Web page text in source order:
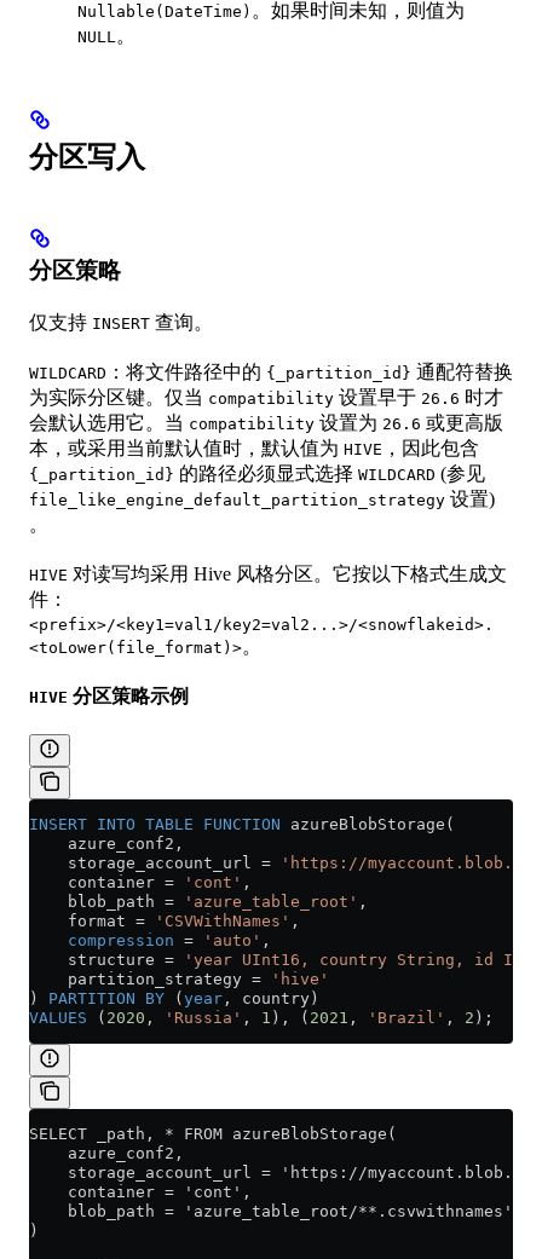
Nullable(DateTime) 。如果时间未知，则值为
NULL 。
分区写入
分区策略
仅支持 INSERT 查询。
WILDCARD ：将文件路径中的 {_partition_id} 通配符替换
为实际分区键。仅当 compatibility 设置早于 26.6 时才
会默认选用它。当 compatibility 设置为 26.6 或更高版
本，或采用当前默认值时，默认值为 HIVE ，因此包含
{_partition_id} 的路径必须显式选择 WILDCARD (参见
file_like_engine_default_partition_strategy 设置)
。
HIVE 对读写均采用 Hive 风格分区。它按以下格式生成文
件：
<prefix>/<key1=val1/key2=val2...>/<snowflakeid>.
<toLower(file_format)>。
HIVE 分区策略示例
INSERT INTO TABLE FUNCTION azureBlobStorage(
    azure_conf2,
    storage_account_url
= 'https://
    container
= 'cont' ,
    blob_path
= 'azure_table_root' ,
    format
= 'CSVWithNames' ,
    compression
= 'auto' ,
    structure
= 'year UInt16, country String, id
    partition_strategy
= 'hive'
) PARTITION BY ( year , country)
VALUES ( 2020 , 'Russia' , 1 ), ( 2021 , 'Brazil' , 2 );
SELECT _path, * FROM azureBlobStorage(
    azure_conf2,
storage_account_url = 'https://
    container = 'cont',
    blob_path = 'azure_table_root/**.csvwithnames'
)